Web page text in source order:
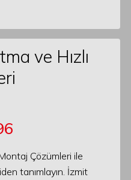
ve Hızlı
Çözümleri ile
tanımlayın. İzmit